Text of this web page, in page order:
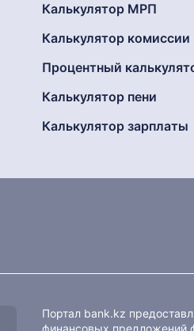
Калькулятор МРП
Калькулятор комиссии
Процентный
Калькулятор пени
Калькулятор зарплаты
Портал bank.kz
финансовых предложений